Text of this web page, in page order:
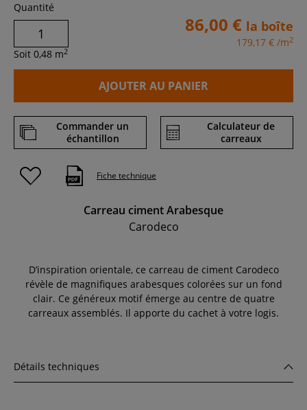
Quantité
Soit 0,48 m2
86,00 € la boîte
179,17 € /m2
AJOUTER AU PANIER
Commander un
échantillon
Calculateur de
carreaux
Fiche technique
Carreau ciment Arabesque
Carodeco
D’inspiration orientale, ce carreau de ciment Carodeco
révèle de magnifiques arabesques colorées sur un fond
clair. Ce généreux motif émerge au centre de quatre
carreaux assemblés. Il apporte du cachet à votre logis.
Détails techniques